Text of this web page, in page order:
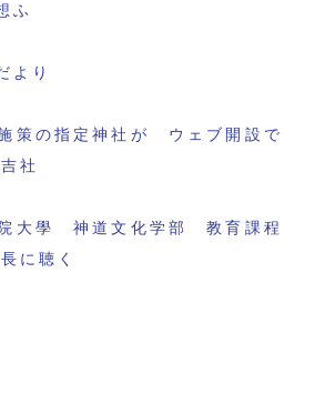
ふ
より
策の指定神社が ウェブ開設で
社
大學 神道文化学部 教育課程
に聴く